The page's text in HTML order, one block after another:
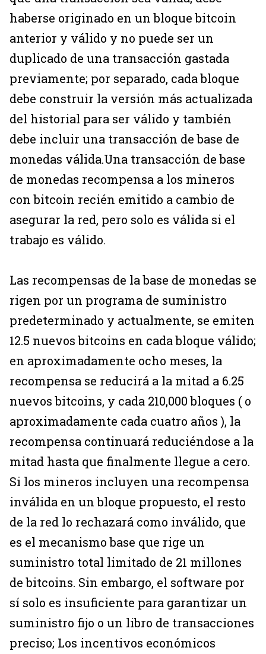
haberse originado en un bloque bitcoin
anterior y válido y no puede ser un
duplicado de una transacción gastada
previamente; por separado, cada bloque
debe construir la versión más actualizada
del historial para ser válido y también
debe incluir una transacción de base de
monedas válida.Una transacción de base
de monedas recompensa a los mineros
con bitcoin recién emitido a cambio de
asegurar la red, pero solo es válida si el
trabajo es válido.
Las recompensas de la base de monedas se
rigen por un programa de suministro
predeterminado y actualmente, se emiten
12.5 nuevos bitcoins en cada bloque válido;
en aproximadamente ocho meses, la
recompensa se reducirá a la mitad a 6.25
nuevos bitcoins, y cada 210,000 bloques ( o
aproximadamente cada cuatro años ), la
recompensa continuará reduciéndose a la
mitad hasta que finalmente llegue a cero.
Si los mineros incluyen una recompensa
inválida en un bloque propuesto, el resto
de la red lo rechazará como inválido, que
es el mecanismo base que rige un
suministro total limitado de 21 millones
de bitcoins. Sin embargo, el software por
sí solo es insuficiente para garantizar un
suministro fijo o un libro de transacciones
preciso; Los incentivos económicos